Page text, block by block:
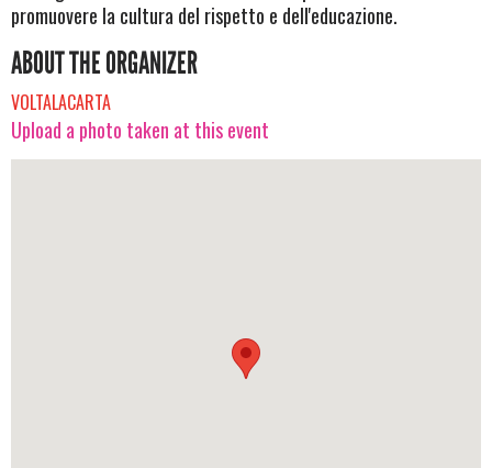
promuovere la cultura del rispetto e dell'educazione.
ABOUT THE ORGANIZER
VOLTALACARTA
Upload a photo taken at this event